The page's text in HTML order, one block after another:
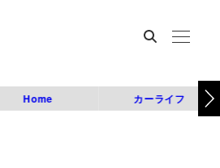
Home カーライフ